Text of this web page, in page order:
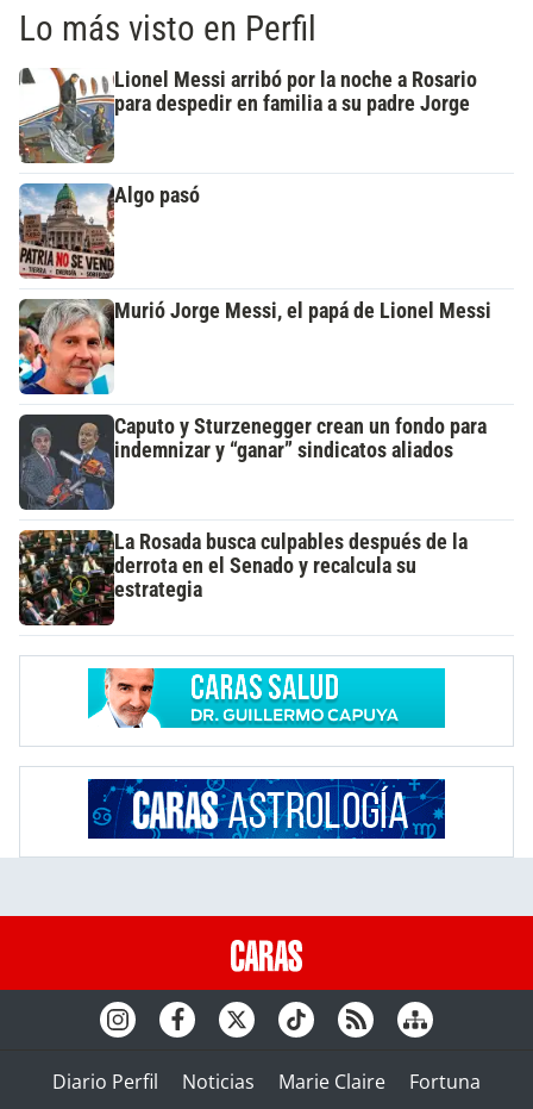
Lo más visto en Perfil
Lionel Messi arribó por la noche a Rosario
para despedir en familia a su padre Jorge
Algo pasó
Murió Jorge Messi, el papá de Lionel Messi
Caputo y Sturzenegger crean un fondo para
indemnizar y “ganar” sindicatos aliados
La Rosada busca culpables después de la
derrota en el Senado y recalcula su
estrategia
Diario Perfil Noticias Marie Claire
Fortuna